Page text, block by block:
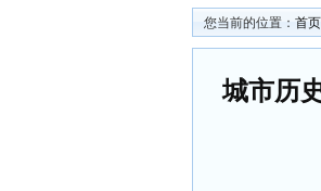
您当前的位置： 首页
城市历